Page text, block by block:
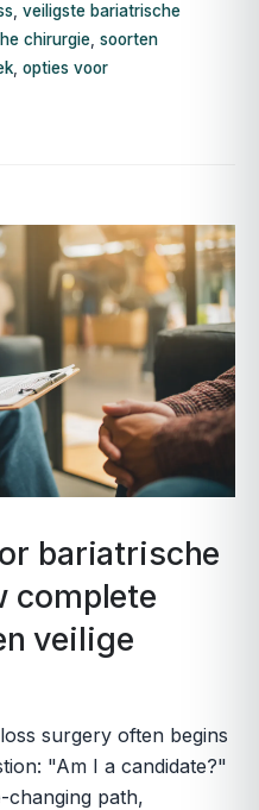
, veiligste bariatrische
chirurgie, soorten
, opties voor
bariatrische
complete
veilige
surgery often begins
"Am I a candidate?"
changing path,